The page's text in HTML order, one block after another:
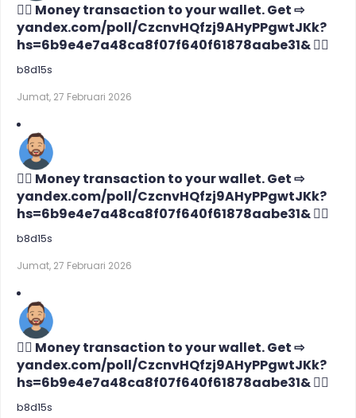
🙇‍♀️ Money transaction to your wallet. Get ⇨
yandex.com/poll/CzcnvHQfzj9AHyPPgwtJKk?
hs=6b9e4e7a48ca8f07f640f61878aabe31& 🙇‍♀️
b8d15s
Jumat, 27 Februari 2026
🙇‍♀️ Money transaction to your wallet. Get ⇨
yandex.com/poll/CzcnvHQfzj9AHyPPgwtJKk?
hs=6b9e4e7a48ca8f07f640f61878aabe31& 🙇‍♀️
b8d15s
Jumat, 27 Februari 2026
🙇‍♀️ Money transaction to your wallet. Get ⇨
yandex.com/poll/CzcnvHQfzj9AHyPPgwtJKk?
hs=6b9e4e7a48ca8f07f640f61878aabe31& 🙇‍♀️
b8d15s